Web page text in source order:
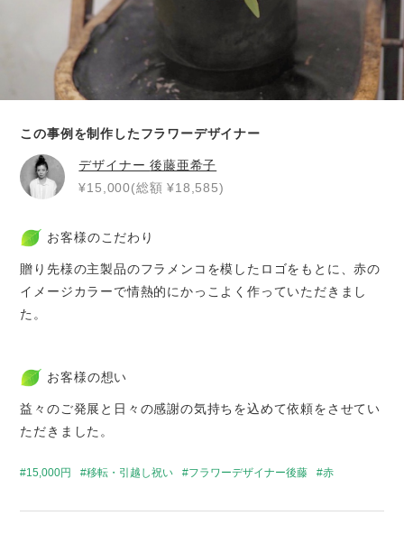
この事例を制作したフラワーデザイナー
デザイナー後藤亜希子
¥15,000(総額 ¥18,585)
お客様のこだわり
贈り先様の主製品のフラメンコを模したロゴをもとに、赤の
イメージカラーで情熱的にかっこよく作っていただきまし
た。
お客様の想い
益々のご発展と日々の感謝の気持ちを込めて依頼をさせてい
ただきました。
15,000円 移転・引越し祝い フラワーデザイナー後藤 赤